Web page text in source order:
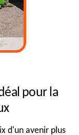
pour la
d'un avenir plus